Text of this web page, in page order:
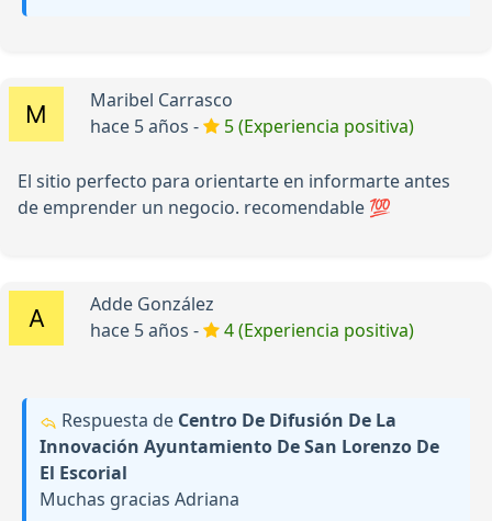
Maribel Carrasco
hace 5 años -
5 (Experiencia positiva)
El sitio perfecto para orientarte en informarte antes
de emprender un negocio. recomendable 💯
Adde González
hace 5 años -
4 (Experiencia positiva)
Respuesta de Centro De Difusión De La
Innovación Ayuntamiento De San Lorenzo De
El Escorial
Muchas gracias Adriana